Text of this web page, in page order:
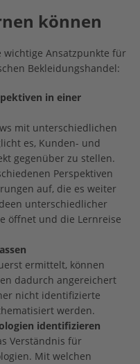
können
wichtige Ansatzpunkte für
Bekleidungshandel:
in einer
mit unterschiedlichen
es, Kunden- und
gegenüber zu stellen.
Perspektiven
auf, die es weiter
unterschiedlicher
öffnet und die Lernreise
ermittelt, können
dadurch angereichert
nicht identifizierte
werden.
identifizieren
Verständnis für
Mit welchen